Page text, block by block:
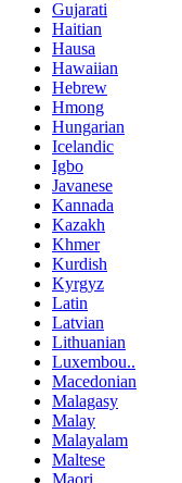
Gujarati
Haitian
Hausa
Hawaiian
Hebrew
Hmong
Hungarian
Icelandic
Igbo
Javanese
Kannada
Kazakh
Khmer
Kurdish
Kyrgyz
Latin
Latvian
Lithuanian
Luxembou..
Macedonian
Malagasy
Malay
Malayalam
Maltese